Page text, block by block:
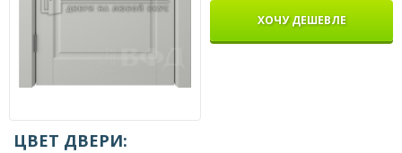
ХОЧУ ДЕШЕВЛЕ
ЦВЕТ ДВЕРИ: